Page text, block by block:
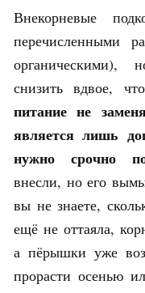
Внекорневые
перечисленными
снизить вдвое,
питание не
является лишь
нужно срочно
внесли, но его
вы не знаете,
ещё не оттаяла,
а пёрышки уже
прорасти осенью